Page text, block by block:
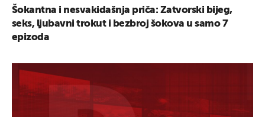
Šokantna i nesvakidašnja priča: Zatvorski bijeg,
seks, ljubavni trokut i bezbroj šokova u samo 7
epizoda